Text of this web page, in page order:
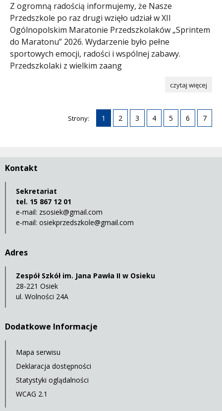
Z ogromną radością informujemy, że Nasze
Przedszkole po raz drugi wzięło udział w XII
Ogólnopolskim Maratonie Przedszkolaków „Sprintem
do Maratonu” 2026. Wydarzenie było pełne
sportowych emocji, radości i wspólnej zabawy.
Przedszkolaki z wielkim zaang
czytaj więcej
Strony: 1 2 3 4 5 6 7
Kontakt
Sekretariat
tel. 15 867 12 01
e-mail: zsosiek@gmail.com
e-mail: osiekprzedszkole@gmail.com
Adres
Zespół Szkół im. Jana Pawła II w Osieku
28-221 Osiek
ul. Wolności 24A
Dodatkowe Informacje
Mapa serwisu
Deklaracja dostępności
Statystyki oglądalności
WCAG 2.1